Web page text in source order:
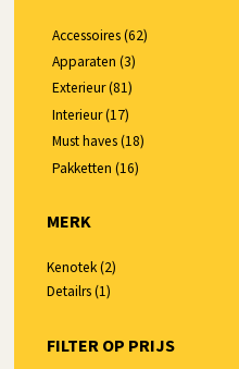
Accessoires (62)
Apparaten (3)
Exterieur(81)
Interieur(17)
Must haves (18)
Pakketten (16)
MERK
Kenotek (2)
Detailrs (1)
FILTER OP PRIJS